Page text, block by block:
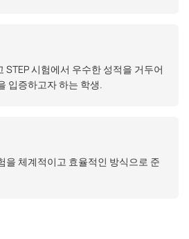
STEP 시험에서 우수한 성적을 거두어
입증하고자 하는 학생.
을 체계적이고 효율적인 방식으로 준